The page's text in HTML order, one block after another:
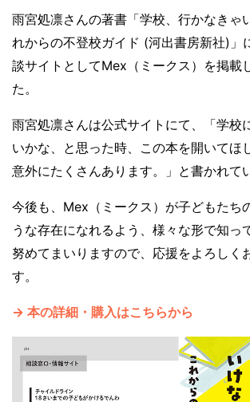
雨宮処凛さんの著書「学校、行かなきゃ
れからの不登校ガイド (河出書房新社)」
談サイトとしてMex（ミークス）を掲載
た。
雨宮処凛さんは公式サイトにて、「学校
いかな、と思った時、この本を開いてほ
意外にたくさんあります。」と書かれて
今後も、Mex（ミークス）が子どもたち
うな存在になれるよう、様々な形で知っ
努めてまいりますので、応援をよろしく
す。
→ 本の詳細・購入はこちらから